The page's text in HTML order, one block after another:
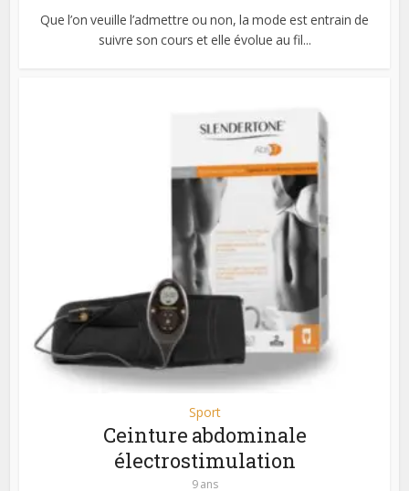
Que l’on veuille l’admettre ou non, la mode est entrain de
suivre son cours et elle évolue au fil...
Sport
Ceinture abdominale
électrostimulation
9 ans